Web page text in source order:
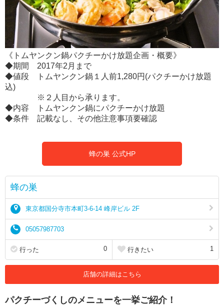
《トムヤンクン鍋パクチーかけ放題企画・概要》
◆期間 2017年2月まで
◆値段 トムヤンクン鍋１人前1,280円(パクチーかけ放題
込)
※２人目から承ります。
◆内容 トムヤンクン鍋にパクチーかけ放題
◆条件 記載なし、その他注意事項要確認
蜂の巣 公式HP
蜂の巣
東京都国分寺市本町3-6-14 峰岸ビル 2F
05057987703
行った 0 行きたい 1
店舗の詳細はこちら
パクチーづくしのメニューを一挙ご紹介！